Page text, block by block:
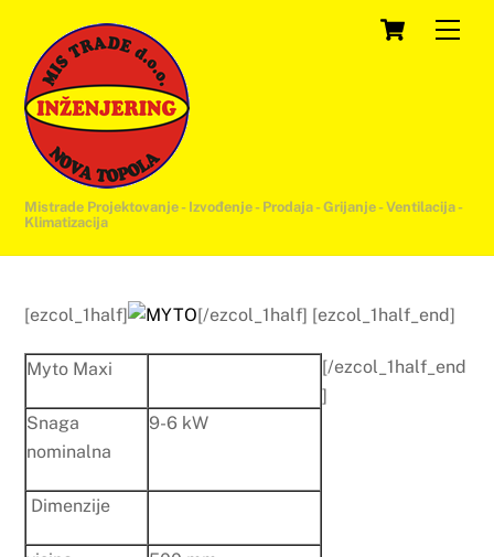
content
Cart
Mistrade Projektovanje - Izvođenje - Prodaja - Grijanje - Ventilacija -
Klimatizacija
[ezcol_1half] [/ezcol_1half] [ezcol_1half_end]
Myto Maxi
Snaga
nominalna
9-6 kW
Dimenzije
[/ezcol_1half_end
]